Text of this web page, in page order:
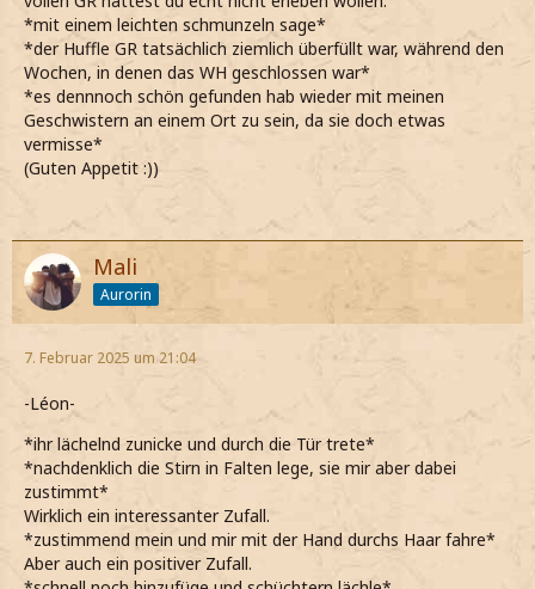
*mit einem leichten schmunzeln sage*
*der Huffle GR tatsächlich ziemlich überfüllt war, während den
Wochen, in denen das WH geschlossen war*
*es dennnoch schön gefunden hab wieder mit meinen
Geschwistern an einem Ort zu sein, da sie doch etwas
vermisse*
(Guten Appetit :))
Mali
Aurorin
7. Februar 2025 um 21:04
-Léon-
*ihr lächelnd zunicke und durch die Tür trete*
*nachdenklich die Stirn in Falten lege, sie mir aber dabei
zustimmt*
Wirklich ein interessanter Zufall.
*zustimmend mein und mir mit der Hand durchs Haar fahre*
Aber auch ein positiver Zufall.